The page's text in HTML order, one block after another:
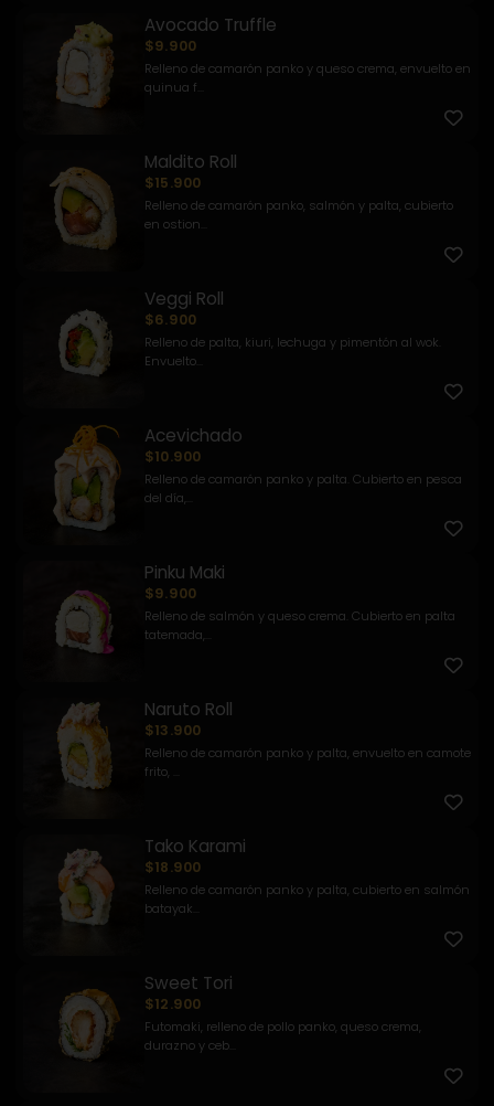
Avocado Truffle
$9.900
Relleno de camarón panko y queso crema, envuelto en
quinua f...
Maldito Roll
$15.900
Relleno de camarón panko, salmón y palta, cubierto
en ostion...
Veggi Roll
$6.900
Relleno de palta, kiuri, lechuga y pimentón al wok.
Envuelto...
Acevichado
$10.900
Relleno de camarón panko y palta. Cubierto en pesca
del día,...
Pinku Maki
$9.900
Relleno de salmón y queso crema. Cubierto en palta
tatemada,...
Naruto Roll
$13.900
Relleno de camarón panko y palta, envuelto en camote
frito, ...
Tako Karami
$18.900
Relleno de camarón panko y palta, cubierto en salmón
batayak...
Sweet Tori
$12.900
Futomaki, relleno de pollo panko, queso crema,
durazno y ceb...